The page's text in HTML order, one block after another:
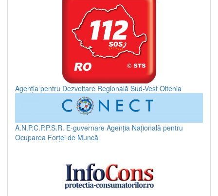
Agenția pentru Dezvoltare Regională Sud-Vest Oltenia
A.N.P.C.P.P.S.R. E-guvernare Agenția Națională pentru
Ocuparea Forței de Muncă